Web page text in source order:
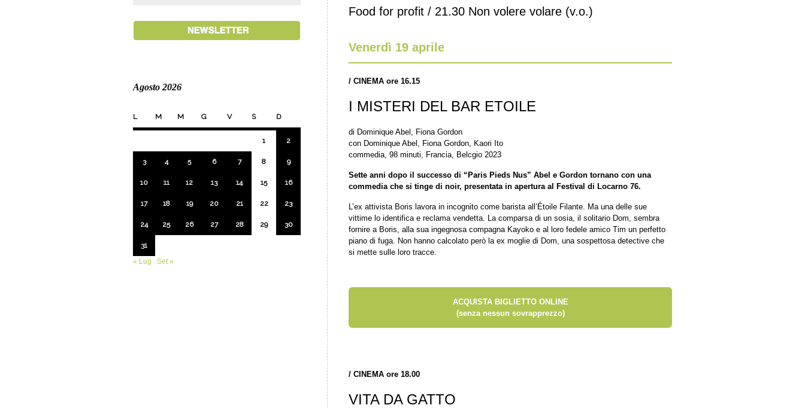
Food for profit / 21.30 Non volere volare (v.o.)
Venerdì 19 aprile
/ CINEMA ore 16.15
I MISTERI DEL BAR ETOILE
di Dominique Abel, Fiona Gordon
con Dominique Abel, Fiona Gordon, Kaori Ito
commedia, 98 minuti, Francia, Belcgio 2023
Sette anni dopo il successo di “Paris Pieds Nus” Abel e Gordon tornano con una
commedia che si tinge di noir, presentata in apertura al Festival di Locarno 76.
L’ex attivista Boris lavora in incognito come barista all’Étoile Filante. Ma una delle sue
vittime lo identifica e reclama vendetta. La comparsa di un sosia, il solitario Dom, sembra
fornire a Boris, alla sua ingegnosa compagna Kayoko e al loro fedele amico Tim un perfetto
piano di fuga. Non hanno calcolato però la ex moglie di Dom, una sospettosa detective che
si mette sulle loro tracce.
ACQUISTA BIGLIETTO ONLINE
(senza nessun sovrapprezzo)
/ CINEMA ore 18.00
VITA DA GATTO
Agosto 2026
L M M G V S D
1 2
3 4 5 6 7 8 9
10 11 12 13 14 15 16
17 18 19 20 21 22 23
24 25 26 27 28 29 30
31
« Lug
Set »